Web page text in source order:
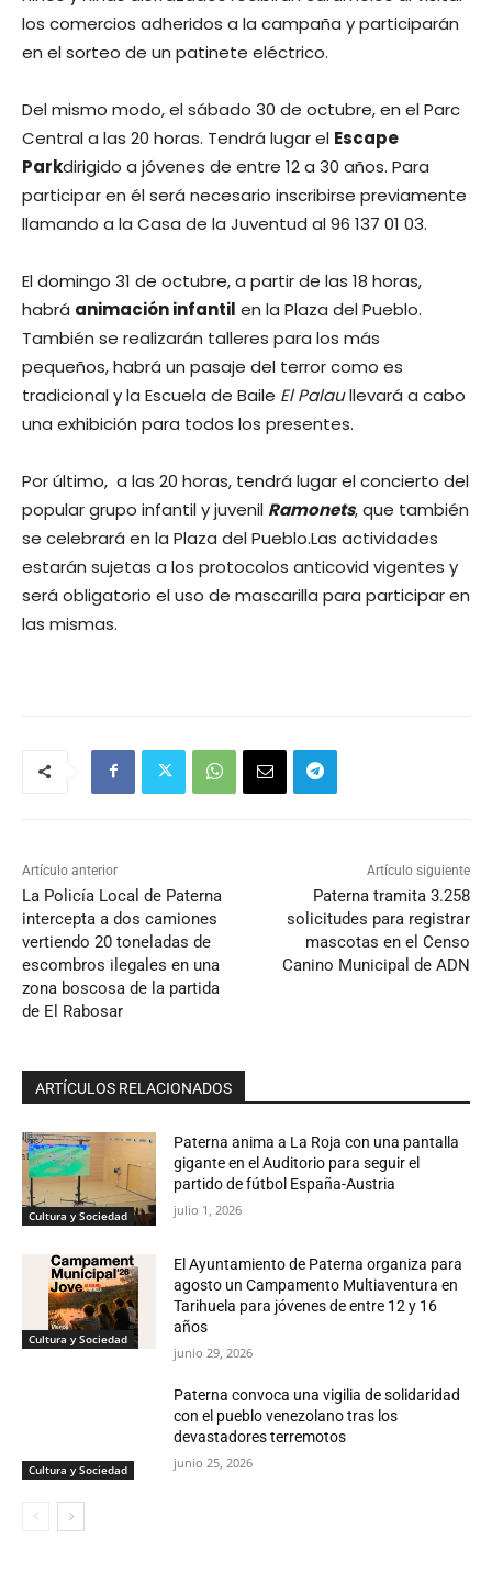
los comercios adheridos a la campaña y participarán
en el sorteo de un patinete eléctrico.
Del mismo modo, el sábado 30 de octubre, en el Parc
Central a las 20 horas. Tendrá lugar el Escape
Parkdirigido a jóvenes de entre 12 a 30 años. Para
participar en él será necesario inscribirse previamente
llamando a la Casa de la Juventud al 96 137 01 03.
El domingo 31 de octubre, a partir de las 18 horas,
habrá animación infantil en la Plaza del Pueblo.
También se realizarán talleres para los más
pequeños, habrá un pasaje del terror como es
tradicional y la Escuela de Baile El Palaullevará a cabo
una exhibición para todos los presentes.
Por último, a las 20 horas, tendrá lugar el concierto del
popular grupo infantil y juvenil Ramonets, que también
se celebrará en la Plaza del Pueblo.Las actividades
estarán sujetas a los protocolos anticovid vigentes y
será obligatorio el uso de mascarilla para participar en
las mismas.
Artículo anterior
La Policía Local de Paterna
intercepta a dos camiones
vertiendo 20 toneladas de
escombros ilegales en una
zona boscosa de la partida
de El Rabosar
Artículo siguiente
Paterna tramita 3.258
solicitudes para registrar
mascotas en el Censo
Canino Municipal de ADN
ARTÍCULOS RELACIONADOS
Cultura y Sociedad
Paterna anima a La Roja con una pantalla
gigante en el Auditorio para seguir el
partido de fútbol España-Austria
julio 1, 2026
Cultura y Sociedad
El Ayuntamiento de Paterna organiza para
agosto un Campamento Multiaventura en
Tarihuela para jóvenes de entre 12 y 16
años
junio 29, 2026
Cultura y Sociedad
Paterna convoca una vigilia de solidaridad
con el pueblo venezolano tras los
devastadores terremotos
junio 25, 2026